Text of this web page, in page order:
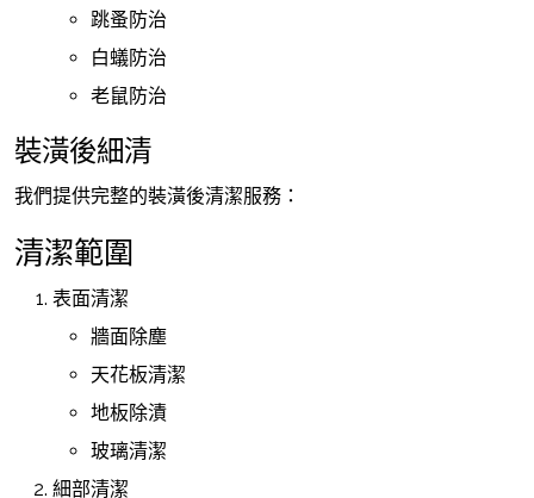
跳蚤防治
白蟻防治
老鼠防治
裝潢後細清
我們提供完整的裝潢後清潔服務：
清潔範圍
表面清潔
牆面除塵
天花板清潔
地板除漬
玻璃清潔
細部清潔